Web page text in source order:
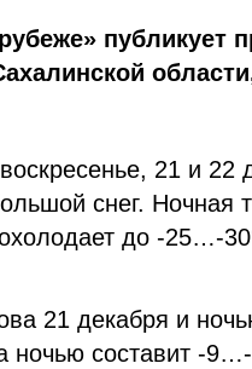
публикует
21 и
снег. Ночная
до -25…-
21 декабря и
ночью составит -